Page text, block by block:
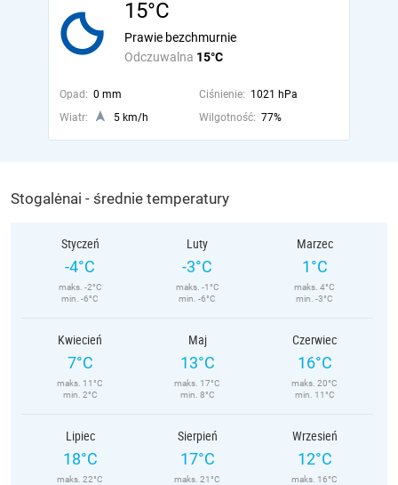
15°C
Odczuwalna 15°C
Prawie bezchmurnie
Opad: 0 mm Ciśnienie: 1021 hPa
Wiatr:
5 km/h Wilgotność: 77%
Stogalėnai - średnie temperatury
Styczeń
-4°C
maks. -2°C
min. -6°C
Luty
-3°C
maks. -1°C
min. -6°C
Marzec
1°C
maks. 4°C
min. -3°C
Kwiecień
7°C
maks. 11°C
min. 2°C
Maj
13°C
maks. 17°C
min. 8°C
Czerwiec
16°C
maks. 20°C
min. 11°C
Lipiec
18°C
maks. 22°C
Sierpień
17°C
maks. 21°C
Wrzesień
12°C
maks. 16°C